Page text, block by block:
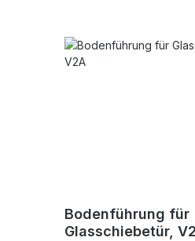
Bodenführung für
Glasschiebetür,